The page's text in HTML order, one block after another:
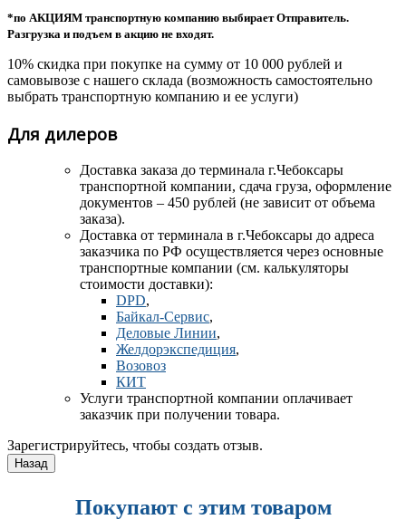
*по АКЦИЯМ транспортную компанию выбирает Отправитель.
Разгрузка и подъем в акцию не входят.
10% скидка при покупке на сумму от 10 000 рублей и
самовывозе с нашего склада (возможность самостоятельно
выбрать транспортную компанию и ее услуги)
Для дилеров
Доставка заказа до терминала г.Чебоксары
транспортной компании, сдача груза, оформление
документов – 450 рублей (не зависит от объема
заказа).
Доставка от терминала в г.Чебоксары до адреса
заказчика по РФ осуществляется через основные
транспортные компании (см. калькуляторы
стоимости доставки):
DPD,
Байкал-Сервис,
Деловые Линии,
Желдорэкспедиция,
Возовоз
КИТ
Услуги транспортной компании оплачивает
заказчик при получении товара.
Зарегистрируйтесь, чтобы создать отзыв.
Покупают с этим товаром